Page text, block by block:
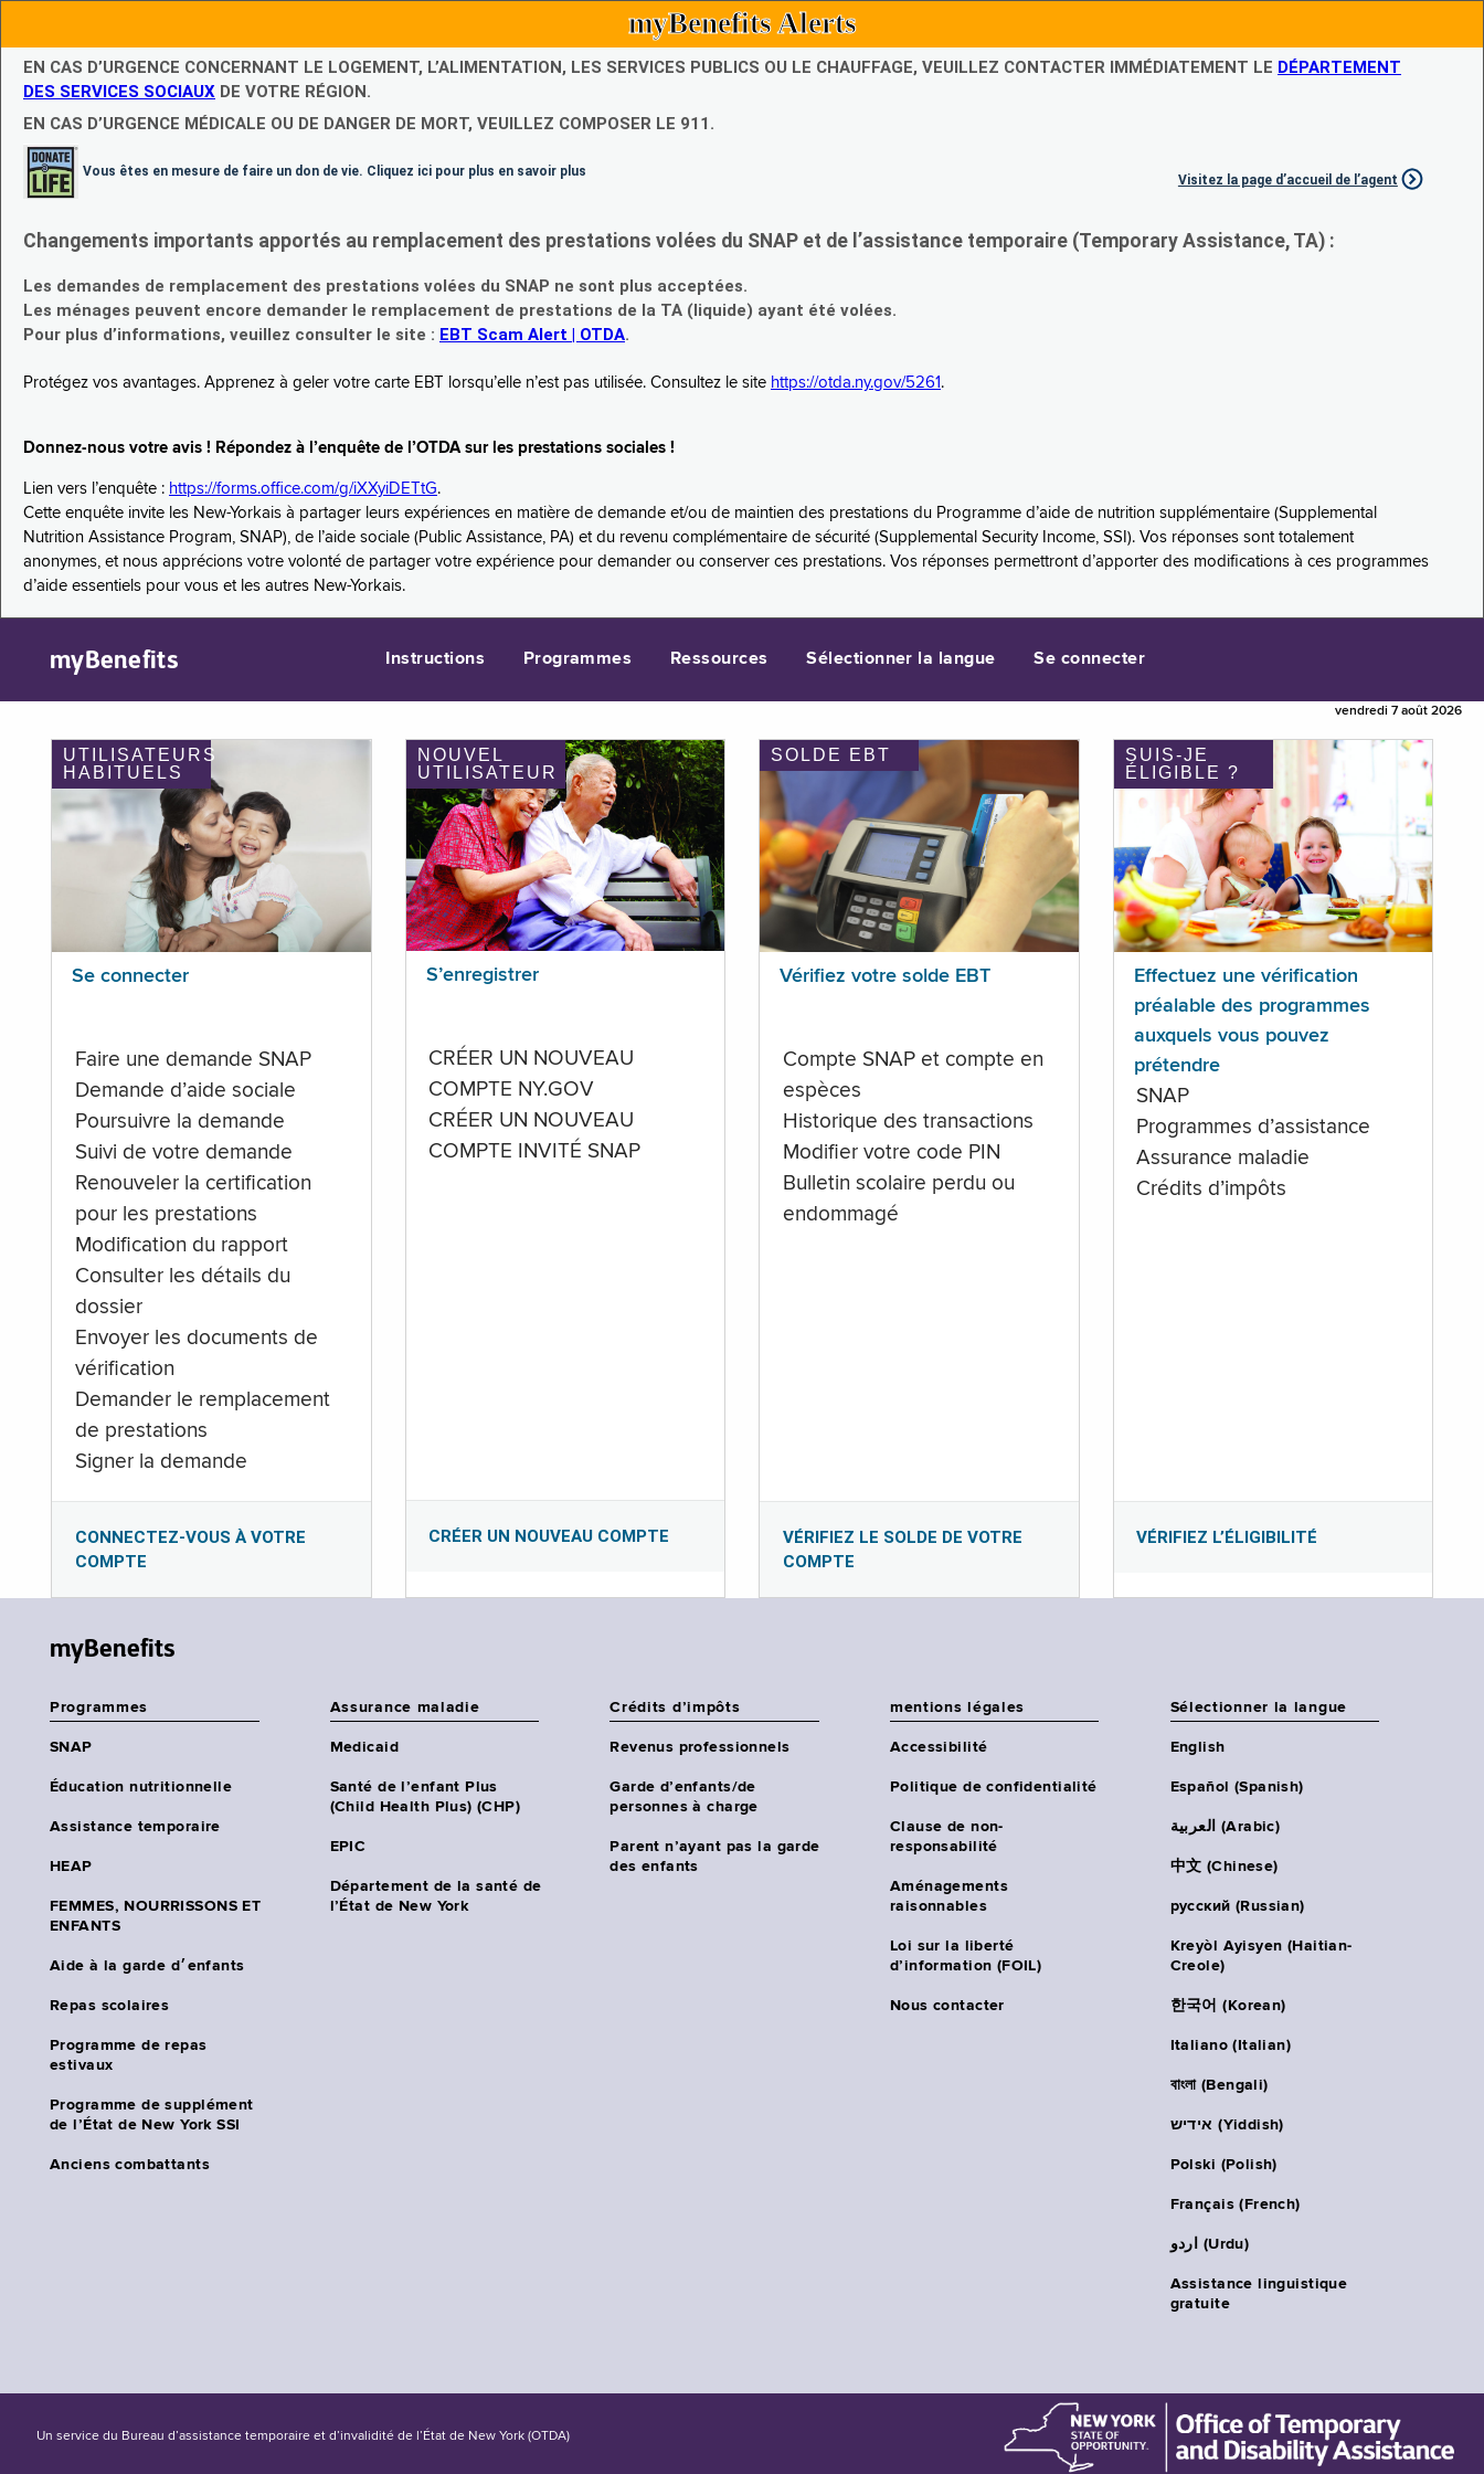
myBenefits Alerts
EN CAS D’URGENCE CONCERNANT LE LOGEMENT, L’ALIMENTATION, LES SERVICES PUBLICS OU LE CHAUFFAGE, VEUILLEZ CONTACTER IMMÉDIATEMENT LE DÉPARTEMENT
DES SERVICES SOCIAUX DE VOTRE RÉGION.
EN CAS D’URGENCE MÉDICALE OU DE DANGER DE MORT, VEUILLEZ COMPOSER LE 911.
Vous êtes en mesure de faire un don de vie. Cliquez ici pour plus en savoir plus
Visitez la page d’accueil de l’agent
Changements importants apportés au remplacement des prestations volées du SNAP et de l’assistance temporaire (Temporary Assistance, TA) :
Les demandes de remplacement des prestations volées du SNAP ne sont plus acceptées.
Les ménages peuvent encore demander le remplacement de prestations de la TA (liquide) ayant été volées.
Pour plus d’informations, veuillez consulter le site : EBT Scam Alert | OTDA.
Protégez vos avantages. Apprenez à geler votre carte EBT lorsqu’elle n’est pas utilisée. Consultez le site https://otda.ny.gov/5261 .
Donnez-nous votre avis ! Répondez à l’enquête de l’OTDA sur les prestations sociales !
Lien vers l’enquête : https://forms.office.com/g/iXXyiDETtG.
Cette enquête invite les New-Yorkais à partager leurs expériences en matière de demande et/ou de maintien des prestations du Programme d’aide de nutrition supplémentaire (Supplemental
Nutrition Assistance Program, SNAP), de l’aide sociale (Public Assistance, PA) et du revenu complémentaire de sécurité (Supplemental Security Income, SSI). Vos réponses sont totalement
anonymes, et nous apprécions votre volonté de partager votre expérience pour demander ou conserver ces prestations. Vos réponses permettront d’apporter des modifications à ces programmes
d’aide essentiels pour vous et les autres New-Yorkais.
myBenefits Instructions Programmes Ressources Sélectionner la langue Se connecter
vendredi 7 août 2026
UTILISATEURS
HABITUELS
Se connecter
Faire une demande SNAP
Demande d’aide sociale
Poursuivre la demande
Suivi de votre demande
Renouveler la certification
pour les prestations
Modification du rapport
Consulter les détails du
dossier
Envoyer les documents de
vérification
Demander le remplacement
de prestations
Signer la demande
CONNECTEZ-VOUS À VOTRE
COMPTE
NOUVEL
UTILISATEUR
S’enregistrer
CRÉER UN NOUVEAU
COMPTE NY.GOV
CRÉER UN NOUVEAU
COMPTE INVITÉ SNAP
CRÉER UN NOUVEAU COMPTE
SOLDE EBT
Vérifiez votre solde EBT
Compte SNAP et compte en
espèces
Historique des transactions
Modifier votre code PIN
Bulletin scolaire perdu ou
endommagé
VÉRIFIEZ LE SOLDE DE VOTRE
COMPTE
SUIS-JE
ÉLIGIBLE ?
Effectuez une vérification
préalable des programmes
auxquels vous pouvez
prétendre
SNAP
Programmes d’assistance
Assurance maladie
Crédits d’impôts
VÉRIFIEZ L’ÉLIGIBILITÉ
myBenefits
Programmes
SNAP
Éducation nutritionnelle
Assistance temporaire
HEAP
FEMMES, NOURRISSONS ET
ENFANTS
Aide à la garde d׳enfants
Repas scolaires
Programme de repas
estivaux
Programme de supplément
de l’État de New York SSI
Anciens combattants
Assurance maladie
Medicaid
Santé de l’enfant Plus
(Child Health Plus) (CHP)
EPIC
Département de la santé de
l’État de New York
Crédits d’impôts
Revenus professionnels
Garde d’enfants/de
personnes à charge
Parent n’ayant pas la garde
des enfants
mentions légales
Accessibilité
Politique de confidentialité
Clause de non-
responsabilité
Aménagements
raisonnables
Loi sur la liberté
d’information (FOIL)
Nous contacter
Sélectionner la langue
English
Español (Spanish)
العربية (Arabic)
中文 (Chinese)
русский (Russian)
Kreyòl Ayisyen (Haitian-
Creole)
한국어 (Korean)
Italiano (Italian)
বাংলা (Bengali)
אידיש (Yiddish)
Polski (Polish)
Français (French)
اردو (Urdu)
Assistance linguistique
gratuite
Un service du Bureau d’assistance temporaire et d’invalidité de l’État de New York (OTDA)